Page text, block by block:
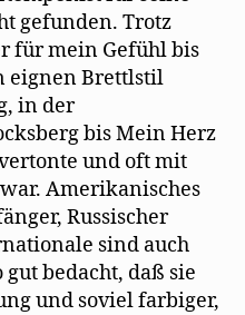
gefunden. Trotz
für mein Gefühl bis
eignen Brettlstil
in der
bis Mein Herz
und oft mit
Amerikanisches
Russischer
sind auch
bedacht, daß sie
und soviel farbiger,